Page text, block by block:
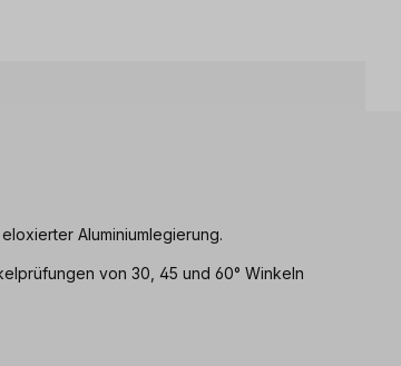
Aluminiumlegierung.
von 30, 45 und 60° Winkeln